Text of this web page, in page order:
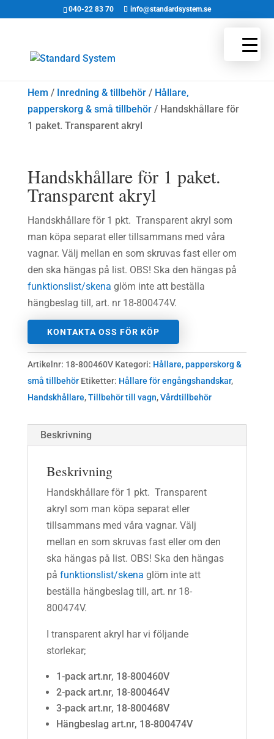
040-22 83 70 info@standardsystem.se
Hem / Inredning & tillbehör/ Hållare,
papperskorg & små tillbehör/ Handskhållare för
1 paket. Transparent akryl
Handskhållare för 1 paket.
Transparent akryl
Handskhållare för 1 pkt. Transparent akryl som
man köpa separat eller tillsammans med våra
vagnar. Välj mellan en som skruvas fast eller om
den ska hängas på list. OBS! Ska den hängas på
funktionslist/skena glöm inte att beställa
hängbeslag till, art. nr 18-800474V.
KONTAKTA OSS FÖR KÖP
Artikelnr: 18-800460V Kategori: Hållare, papperskorg &
små tillbehör Etiketter: Hållare för engångshandskar,
Handskhållare,Tillbehör till vagn,Vårdtillbehör
Beskrivning
Beskrivning
Handskhållare för 1 pkt. Transparent
akryl som man köpa separat eller
tillsammans med våra vagnar. Välj
mellan en som skruvas fast eller om den
ska hängas på list. OBS! Ska den hängas
på funktionslist/skena glöm inte att
beställa hängbeslag till, art. nr 18-
800474V.
I transparent akryl har vi följande
storlekar;
1-pack art.nr, 18-800460V
2-pack art.nr, 18-800464V
3-pack art.nr, 18-800468V
Hängbeslag art.nr, 18-800474V